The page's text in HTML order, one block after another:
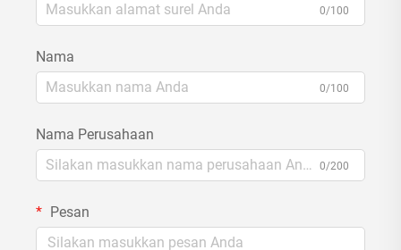
0/100
Nama
0/100
Nama Perusahaan
0/200
Pesan